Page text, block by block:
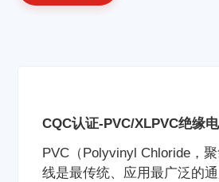
CQC认证-PVC/XLPVC绝缘
PVC（Polyvinyl Chloride，
线是最传统、应用最广泛的